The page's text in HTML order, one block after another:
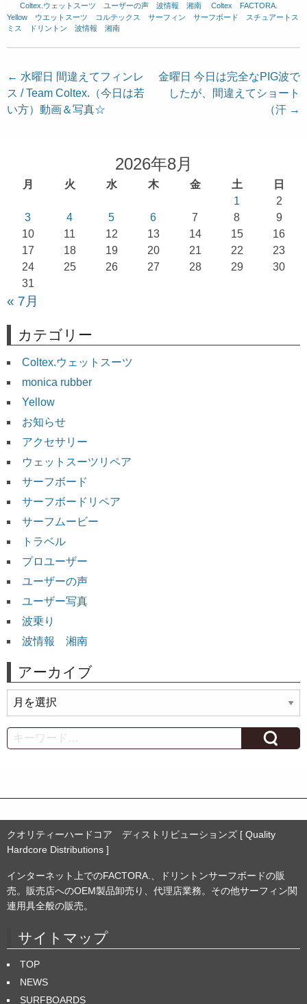
Coltex.ウェットスーツ ユーザーの声 波情報 湘南 Coltex FACTORA.
Yellow
ウエットスーツ コルテックス サーフィン サーフボード
スチュアートス
ミス
ドリントン 波情報 湘南
投
稿
ナ
← 水曜日 間違えてフィンレ
ス / Team Coltex.（今日は若
い方）動画＆写真☆
金曜日 今日は完全なPIG波で
したが、間違えてショート
（汗 →
2026年8月
月 火 水 木 金 土
日
1
2
3
4 5 6 7 8
9
10
11 12 13 14 15
16
17
18 19 20 21 22
23
24
25 26 27 28 29
30
31
« 7月
カテゴリー
Coltex.ウェットスーツ
monica rubber
Yellow
お知らせ
アクセサリー
ウェットスーツリペア
サーフボード
サーフボードリペア
サーフムービー
トラベル
プロユーザー
ユーザーの声
ユーザー写真
波乗り
波情報 湘南
アーカイブ
ー
カ
イ
Search
クオリティーハードコア ディストリビューションズ [ Quality
Hardcore Distributions ]
インターネット上でのFACTORA.、ドリントンサーフボードの販
売。販売店へのOEM製品卸売り、代理店業務。その他サーフィン関
連用具全般の販売。
サイトマップ
TOP
NEWS
SURFBOARDS